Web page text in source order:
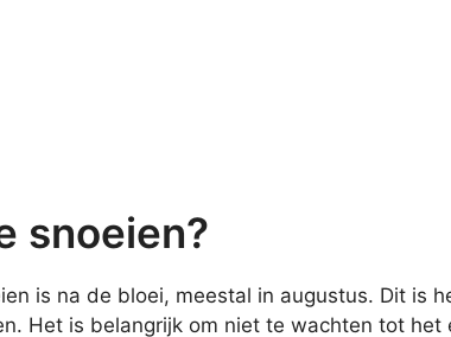
snoeien?
is na de bloei, meestal in augustus. Dit is
Het is belangrijk om niet te wachten tot het